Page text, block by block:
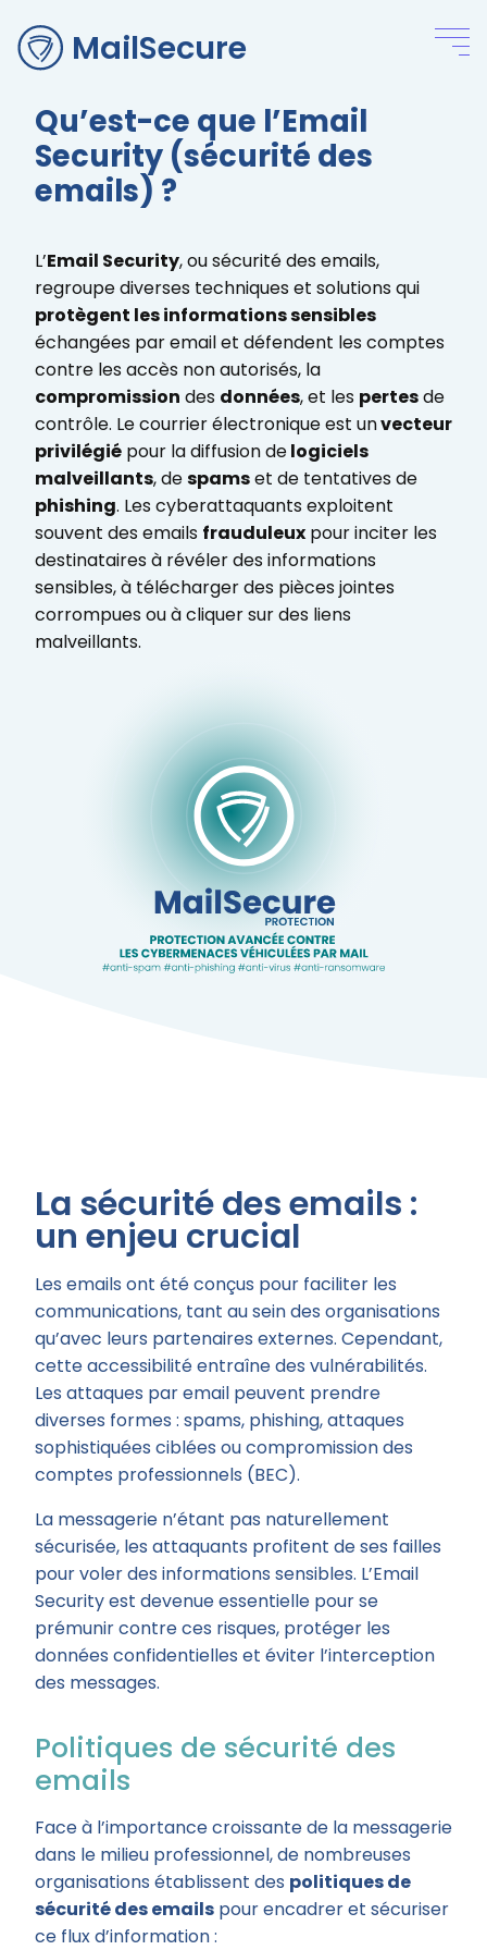
MailSecure
Qu’est-ce que l’Email
Security (sécurité des
emails) ?
L’Email Security, ou sécurité des emails,
regroupe diverses techniques et solutions qui
protègent les informations sensibles
échangées par email et défendent les comptes
contre les accès non autorisés, la
compromission des données, et les pertesde
contrôle. Le courrier électronique est unvecteur
privilégié pour la diffusion delogiciels
malveillants, despamset de tentatives de
phishing. Les cyberattaquants exploitent
souvent des emails frauduleux pour inciter les
destinataires à révéler des informations
sensibles, à télécharger des pièces jointes
corrompues ou à cliquer sur des liens
malveillants.
La sécurité des emails :
un enjeu crucial
Les emails ont été conçus pour faciliter les
communications, tant au sein des organisations
qu’avec leurs partenaires externes. Cependant,
cette accessibilité entraîne des vulnérabilités.
Les attaques par email peuvent prendre
diverses formes : spams, phishing, attaques
sophistiquées ciblées ou compromission des
comptes professionnels (BEC).
La messagerie n’étant pas naturellement
sécurisée, les attaquants profitent de ses failles
pour voler des informations sensibles. L’Email
Security est devenue essentielle pour se
prémunir contre ces risques, protéger les
données confidentielles et éviter l’interception
des messages.
Politiques de sécurité des
emails
Face à l’importance croissante de la messagerie
dans le milieu professionnel, de nombreuses
organisations établissent des politiques de
sécurité des emails pour encadrer et sécuriser
ce flux d’information :